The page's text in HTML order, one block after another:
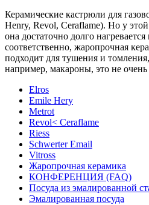
Керамические кастрюли для
Henry, Revol, Ceraflame). Но у
она достаточно долго
соответственно, жаропрочная
подходит для тушения и
например, макароны, это не очень
Elros
Emile Hery
Metrot
Revol< Ceraflame
Riess
Schwerter Email
Vitross
Жаропрочная керамика
КОНФЕРЕНЦИЯ (FAQ)
Посуда из эмалированной
Эмалированная посуда